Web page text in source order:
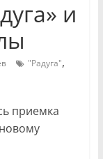
и
"Радуга",
приемка